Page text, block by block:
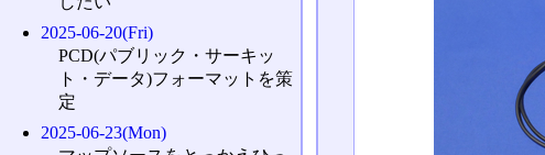
2025-06-20(Fri)
PCD(パブリック・サーキッ
ト・データ)フォーマットを策
定
2025-06-23(Mon)